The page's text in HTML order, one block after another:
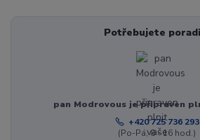
Potřebujete
pan Modrovous je připraven
+420 725 736 293
(Po-Pá, 8 - 16 hod.)